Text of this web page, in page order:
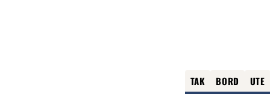
TAK BORD UTE